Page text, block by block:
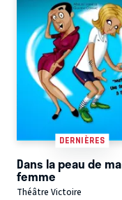
DERNIÈRES
Dans la peau de ma
femme
Théâtre Victoire